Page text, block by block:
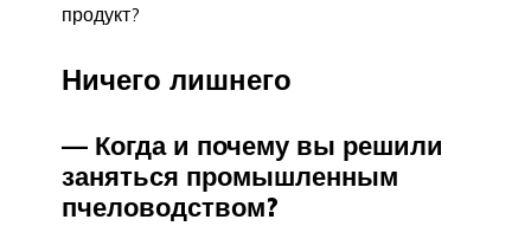
продукт?
Ничего лишнего
— Когда и почему вы решили
заняться промышленным
пчеловодством?